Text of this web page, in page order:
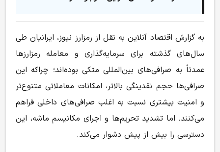
به گزارش اقتصاد آنلاین به نقل از رمزارز نیوز، ایرانیان طی
سال‌های گذشته برای سرمایه‌گذاری و معامله رمزارزها
عمدتاً به صرافی‌های بین‌المللی متکی بوده‌اند؛ چراکه این
صرافی‌ها حجم نقدینگی بالاتر، امکانات معاملاتی متنوع‌تر
و امنیت بیشتری نسبت به اغلب صرافی‌های داخلی فراهم
می‌کنند. اما تشدید تحریم‌ها و اجرای مکانیسم ماشه، این
دسترسی را بیش از پیش دشوار می‌کند.